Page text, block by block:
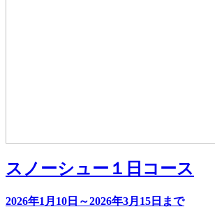
スノーシュー１日コース
2026年1月10日～2026年3月15日まで